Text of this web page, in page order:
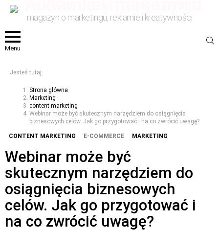
magazyn o marketingu, reklamie i kreatywności
Menu
Jesteś tutaj:
Strona główna
Marketing
content marketing
Webinar może być skutecznym narzędziem do osiągnięcia
biznesowych celów. Jak go przygotować i na co zwrócić uwagę?
CONTENT MARKETING E-COMMERCE MARKETING
Webinar może być
skutecznym narzędziem do
osiągnięcia biznesowych
celów. Jak go przygotować i
na co zwrócić uwagę?